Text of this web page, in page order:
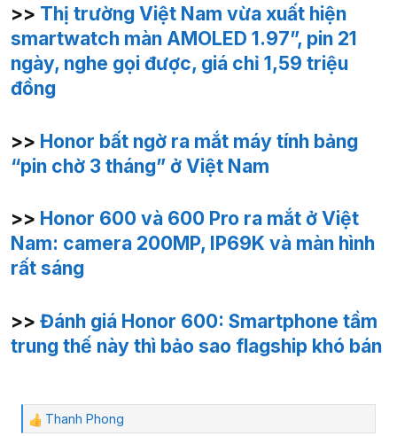
>> Thị trường Việt Nam vừa xuất hiện
smartwatch màn AMOLED 1.97”, pin 21
ngày, nghe gọi được, giá chỉ 1,59 triệu
đồng
>> Honor bất ngờ ra mắt máy tính bảng
“pin chờ 3 tháng” ở Việt Nam
>> Honor 600 và 600 Pro ra mắt ở Việt
Nam: camera 200MP, IP69K và màn hình
rất sáng
>> Đánh giá Honor 600: Smartphone tầm
trung thế này thì bảo sao flagship khó bán
C
Thanh Phong